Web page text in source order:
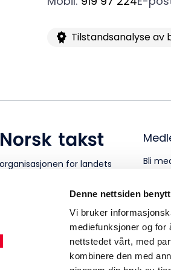
Denne nettsiden
Vi bruker
mediefunksjoner og for
nettstedet vårt, med
kombinere den med
Tilstandsanalyse av
for landets
Bli